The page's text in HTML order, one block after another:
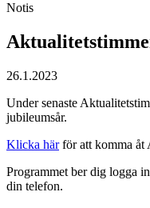
Notis
26.1.2023
Under senaste
jubileumsår.
Klicka härför att komma åt
Programmet ber dig logga
din telefon.